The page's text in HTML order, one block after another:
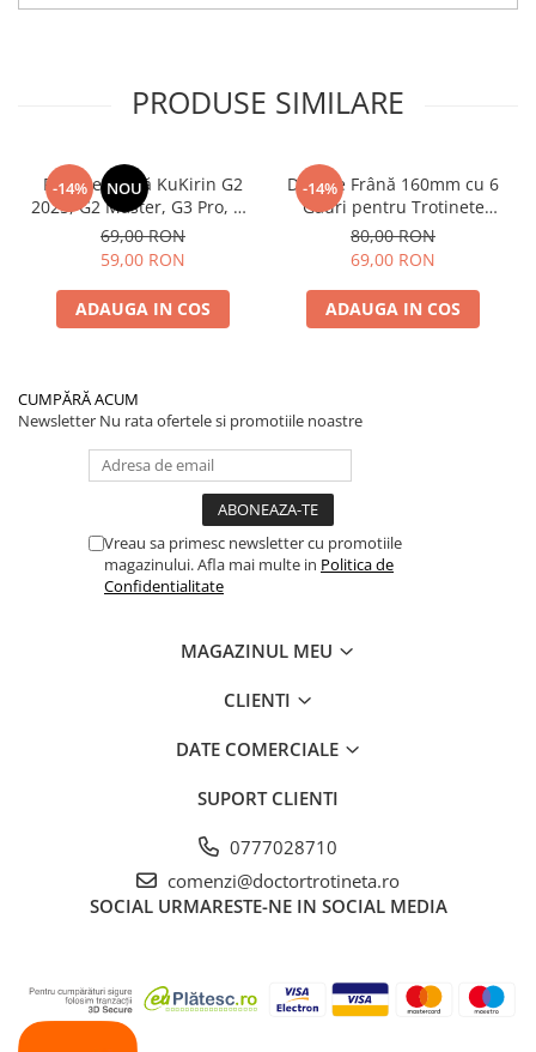
PRODUSE SIMILARE
-14% NOU
Plăcuțe Frână KuKirin G2
2025, G2 Master, G3 Pro, G4
– Set 2 Bucăți (Față sau
Spate) Premium
69,00 RON
59,00 RON
ADAUGA IN COS
-14%
Disc de Frână 160mm cu 6
Găuri pentru Trotinete
Electrice KuKirin G4 (Model
2025) și KuKirin G2 –
Performanță Premium
80,00 RON
69,00 RON
ADAUGA IN COS
CUMPĂRĂ ACUM
Newsletter Nu rata ofertele si promotiile noastre
Vreau sa primesc newsletter cu promotiile
magazinului. Afla mai multe in Politica de
Confidentialitate
MAGAZINUL MEU
CLIENTI
DATE COMERCIALE
SUPORT CLIENTI
0777028710
comenzi@doctortrotineta.ro
SOCIAL URMARESTE-NE IN SOCIAL MEDIA